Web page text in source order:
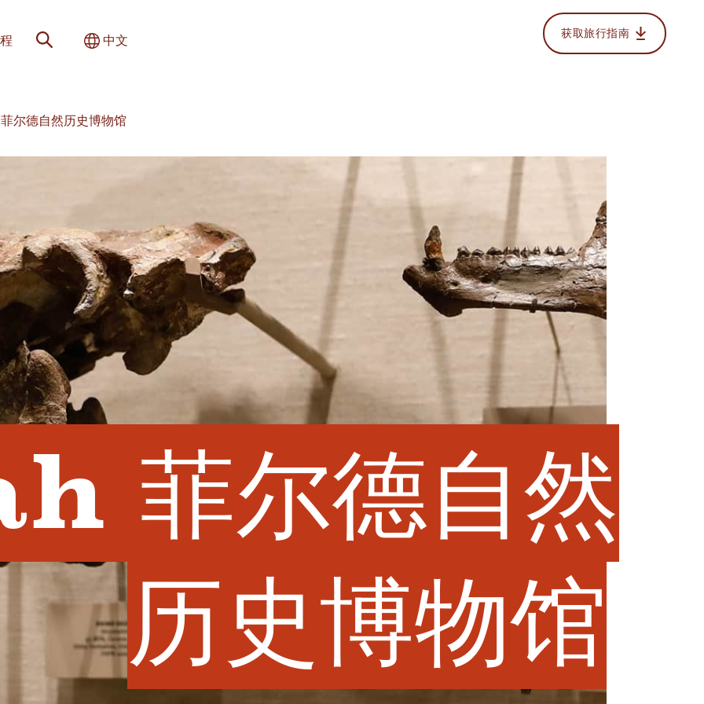
网站搜索切换国际
中文 获取旅行指南
尔德自然历史博物馆
菲尔德自然
历史博物馆